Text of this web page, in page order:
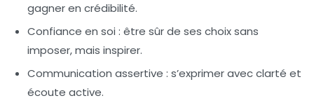
gagner en crédibilité.
Confiance en soi : être sûr de ses choix sans
imposer, mais inspirer.
Communication assertive : s’exprimer avec clarté et
écoute active.